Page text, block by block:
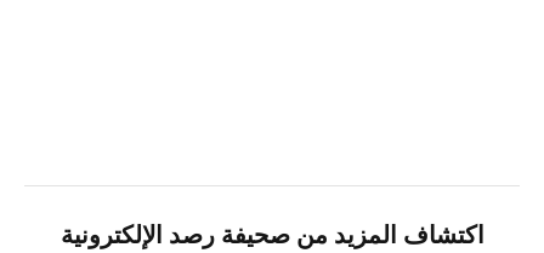
اكتشاف المزيد من صحيفة رصد الإلكترونية